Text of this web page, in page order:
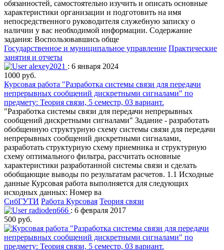
обязанностей, самостоятельно изучить и описать основные
характеристики организации и подготовить на имя
непосредственного руководителя служебную записку о
наличии у вас необходимой информации. Содержание
задания: Воспользовавшись обще
Государственное и муниципальное управление Практические
занятия и отчеты
alexey2021 : 6 января 2024
1000 руб.
Курсовая работа "Разработка системы связи для передачи
непрерывных сообщений дискретными сигналами" по
предмету: Теория связи, 5 семестр, 03 вариант.
"Разработка системы связи для передачи непрерывных
сообщений дискретными сигналами" Задание - разработать
обобщенную структурную схему системы связи для передачи
непрерывных сообщений дискретными сигналами,
разработать структурную схему приемника и структурную
схему оптимального фильтра, рассчитать основные
характеристики разработанной системы связи и сделать
обобщающие выводы по результатам расчетов. 1.1 Исходные
данные Курсовая работа выполняется для следующих
исходных данных: Номер ва
СибГУТИ Работа Курсовая Теория связи
radioden666 : 6 февраля 2017
500 руб.